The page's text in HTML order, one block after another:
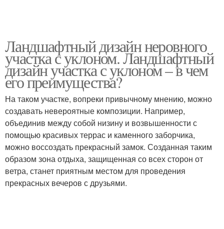
Ландшафтный дизайн неровного
участка с уклоном. Ландшафтный
дизайн участка с уклоном – в чем
его преимущества?
На таком участке, вопреки привычному мнению, можно
создавать невероятные композиции. Например,
объединив между собой низину и возвышенности с
помощью красивых террас и каменного заборчика,
можно воссоздать прекрасный замок. Созданная таким
образом зона отдыха, защищенная со всех сторон от
ветра, станет приятным местом для проведения
прекрасных вечеров с друзьями.